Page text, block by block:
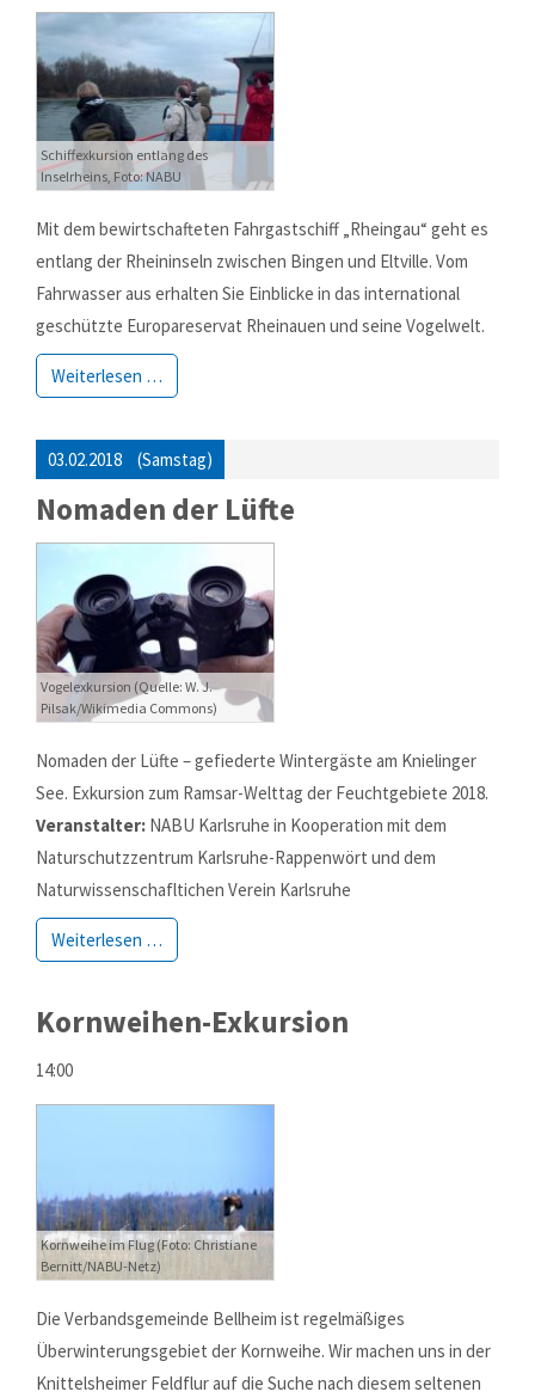
Schiffexkursion entlang des
Inselrheins, Foto: NABU
Mit dem bewirtschafteten Fahrgastschiff „Rheingau“ geht es
entlang der Rheininseln zwischen Bingen und Eltville. Vom
Fahrwasser aus erhalten Sie Einblicke in das international
geschützte Europareservat Rheinauen und seine Vogelwelt.
Weiterlesen …
03.02.2018 (Samstag)
Nomaden der Lüfte
Vogelexkursion (Quelle: W. J.
Pilsak/Wikimedia Commons)
Nomaden der Lüfte – gefiederte Wintergäste am Knielinger
See. Exkursion zum Ramsar-Welttag der Feuchtgebiete 2018.
Veranstalter: NABU Karlsruhe in Kooperation mit dem
Naturschutzzentrum Karlsruhe-Rappenwört und dem
Naturwissenschafltichen Verein Karlsruhe
Weiterlesen …
Kornweihen-Exkursion
14:00
Kornweihe im Flug (Foto: Christiane
Bernitt/NABU-Netz)
Die Verbandsgemeinde Bellheim ist regelmäßiges
Überwinterungsgebiet der Kornweihe. Wir machen uns in der
Knittelsheimer Feldflur auf die Suche nach diesem seltenen